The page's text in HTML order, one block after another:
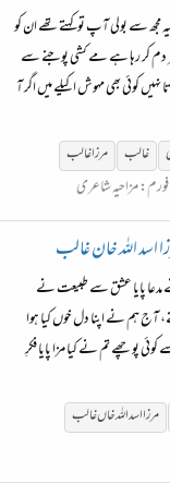
سے بولی آپ تو کہتے تھے ان کو
دم کر رہا ہے مے کشی پوجنے سے
کوئی بھی مہوش اکیلے میں اگر آ
غالب مرزاغالب
فورم:مزاحیہ شاعری
اسد اللہ خان غالب
مدعا پایا عشق سے طبیعت نے
آج ہم نے اپنا دل خوں کیا ہوا
پوچھے تم نے کیا مزا پایا فکرِ
مرزااسد الله خاںغالب